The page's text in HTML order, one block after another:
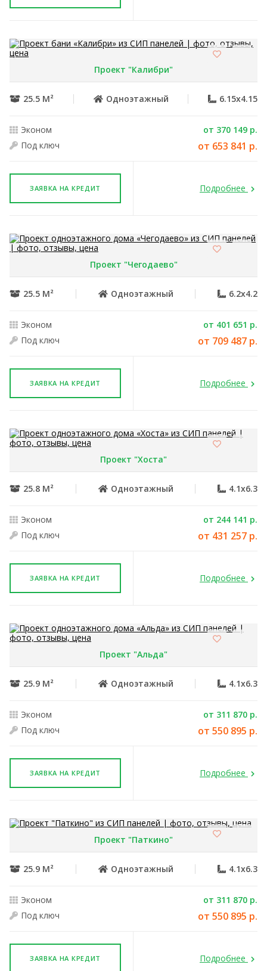
Проект "Калибри"
25.5 М² Одноэтажный 6.15x4.15
Эконом
от 370 149 р.
Под ключ
от 653 841 р.
ЗАЯВКА НА КРЕДИТ Подробнее
Проект "Чегодаево"
25.5 М² Одноэтажный 6.2x4.2
Эконом
от 401 651 р.
Под ключ
от 709 487 р.
ЗАЯВКА НА КРЕДИТ Подробнее
Проект "Хоста"
25.8 М² Одноэтажный 4.1x6.3
Эконом
от 244 141 р.
Под ключ
от 431 257 р.
ЗАЯВКА НА КРЕДИТ Подробнее
Проект "Альда"
25.9 М² Одноэтажный 4.1x6.3
Эконом
от 311 870 р.
Под ключ
от 550 895 р.
ЗАЯВКА НА КРЕДИТ Подробнее
Проект "Паткино"
25.9 М² Одноэтажный 4.1x6.3
Эконом
от 311 870 р.
Под ключ
от 550 895 р.
ЗАЯВКА НА КРЕДИТ Подробнее